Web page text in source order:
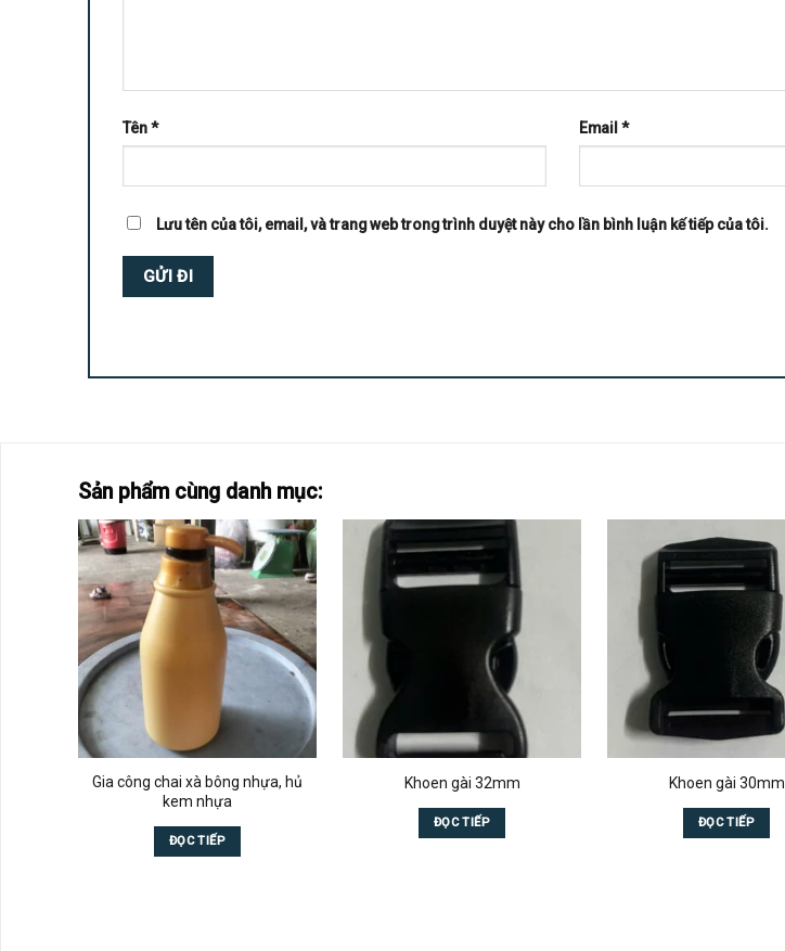
Tên* Email*
Lưu tên của tôi, email, và trang web trong trình duyệt này cho lần bình luận kế tiếp của tôi.
Sản phẩm cùng danh mục:
Gia công chai xà bông nhựa, hủ
kem nhựa
ĐỌC TIẾP
Khoen gài 32mm
ĐỌC TIẾP
Khoen gài 30mm
ĐỌC TIẾP